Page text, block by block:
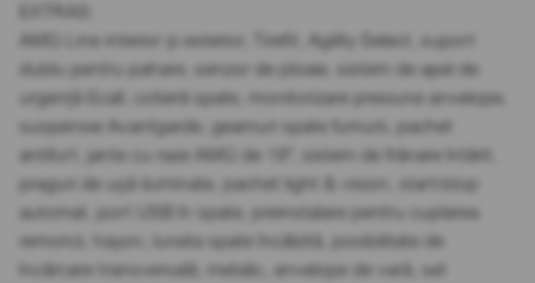
EXTRAS:
AMG Line interior și exterior, Tirefit, Agility Select, suport
dublu pentru pahare, senzor de ploaie, sistem de apel de
urgență Ecall, cotieră spate, monitorizare presiune anvelope,
suspensie Avantgarde, geamuri spate fumurii, pachet
antifurt, jante cu raze AMG de 18", sistem de frânare întărit,
praguri de ușă iluminate, pachet light & vision, start/stop
automat, port USB în spate, preinstalare pentru cuplarea
remorcii, hayon, luneta spate încălzită, posibilitate de
încărcare transversală, metalic, anvelope de vară, set